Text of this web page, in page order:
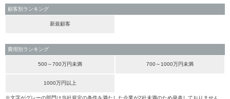
顧客別ランキング
新規顧客
費用別ランキング
500～700万円未満 700～1000万円未満
1000万円以上
※文字がグレーの部門は当社規定の条件を満たした企業が2社未満のため発表しておりません。